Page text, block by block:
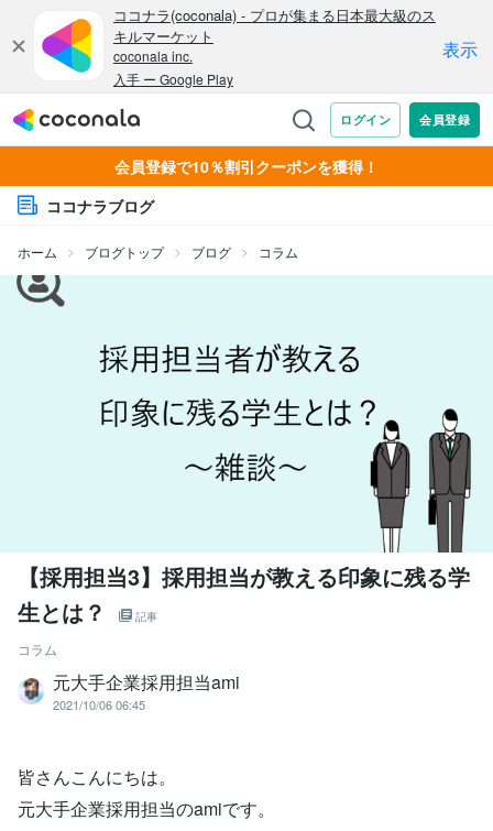
会員登録で10％割引クーポンを獲得！
ココナラブログ
ホーム ブログトップ ブログ コラム
【採用担当3】採用担当が教える印象に残る学
生とは？
記事
コラム
元大手企業採用担当ami
2021/10/06 06:45
皆さんこんにちは。
元大手企業採用担当のamiです。